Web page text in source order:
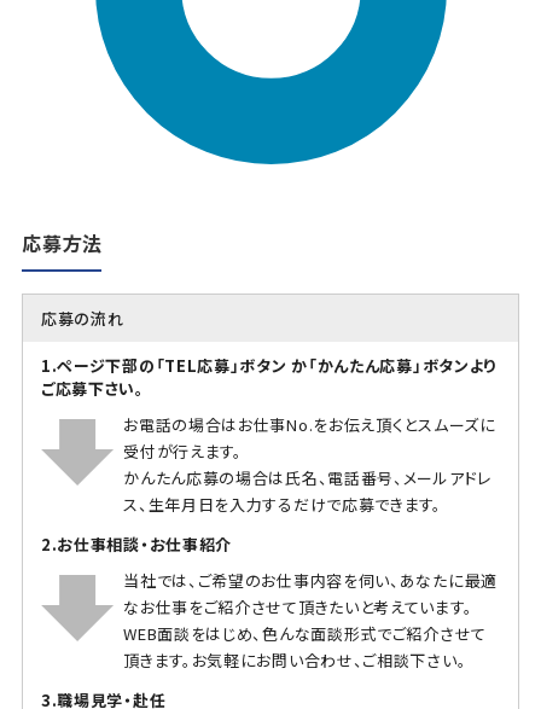
応募方法
応募の流れ
1.ページ下部の「TEL応募」ボタン か「かんたん応募」ボタンより
ご応募下さい。
お電話の場合はお仕事No.をお伝え頂くとスムーズに
受付が行えます。
かんたん応募の場合は氏名、電話番号、メールアドレ
ス、生年月日を入力するだけで応募できます。
2.お仕事相談・お仕事紹介
当社では、ご希望のお仕事内容を伺い、あなたに最適
なお仕事をご紹介させて頂きたいと考えています。
WEB面談をはじめ、色んな面談形式でご紹介させて
頂きます。お気軽にお問い合わせ、ご相談下さい。
3.職場見学・赴任